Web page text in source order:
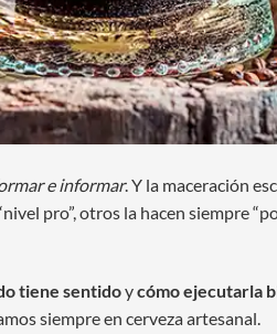
e informar. Y la maceración
pro”, otros la hacen siempre
tiene sentidoycómo ejecutarla
siempre en cerveza artesanal.